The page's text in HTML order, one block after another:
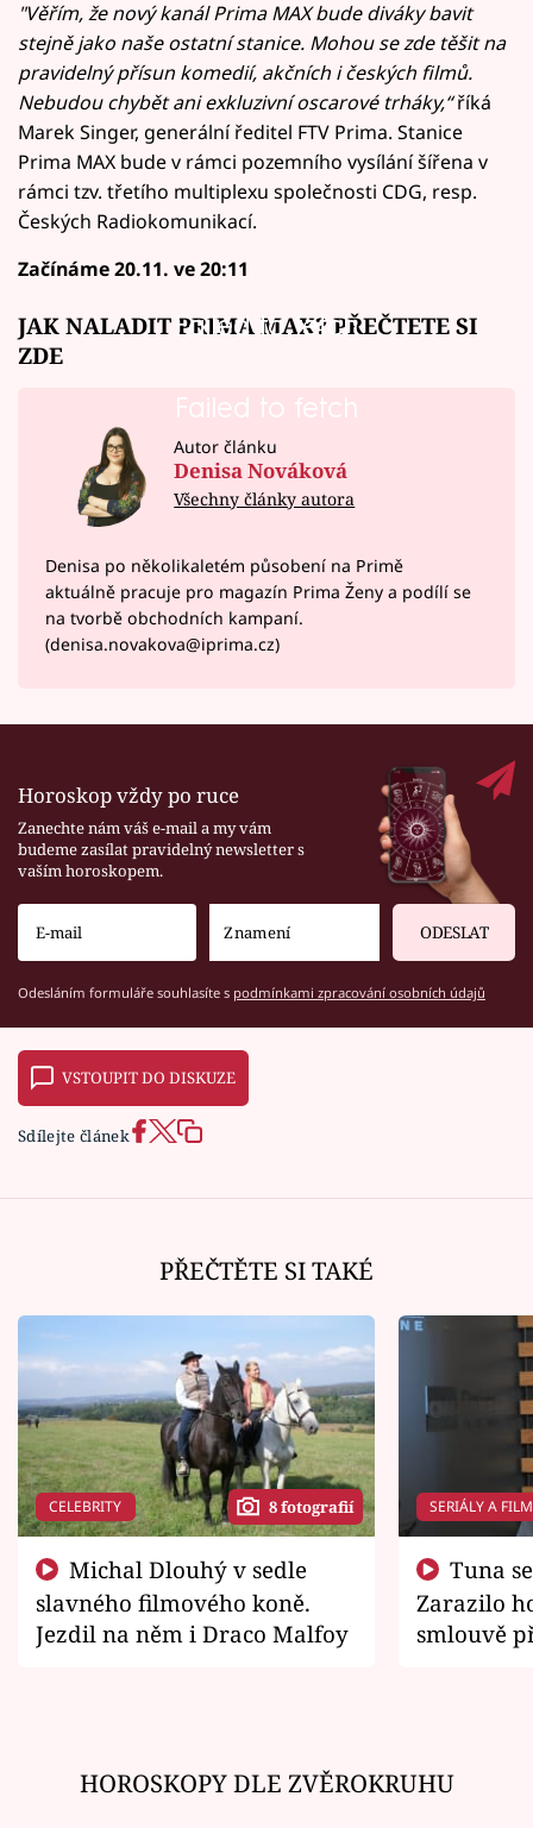
"Věřím, že nový kanál Prima MAX bude diváky bavit
stejně jako naše ostatní stanice. Mohou se zde těšit na
pravidelný přísun komedií, akčních i českých filmů.
Nebudou chybět ani exkluzivní oscarové trháky,“říká
Marek Singer, generální ředitel FTV Prima. Stanice
Prima MAX bude v rámci pozemního vysílání šířena v
rámci tzv. třetího multiplexu společnosti CDG, resp.
Českých Radiokomunikací.
Začínáme 20.11. ve 20:11
Failed to fetch
JAK NALADIT PRIMA MAX? PŘEČTETE SI
ZDE
Failed to fetch
Autor článku
Denisa Nováková
Všechny články autora
Denisa po několikaletém působení na Primě
aktuálně pracuje pro magazín Prima Ženy a podílí se
na tvorbě obchodních kampaní.
(denisa.novakova@iprima.cz)
Horoskop vždy po ruce
Zanechte nám váš e-mail a my vám
budeme zasílat pravidelný newsletter s
vaším horoskopem.
ODESLAT
Odesláním formuláře souhlasíte s podmínkami zpracování osobních údajů
VSTOUPIT DO DISKUZE
Sdílejte článek
PŘEČTĚTE SI TAKÉ
CELEBRITY 8 fotografií
slavného filmového koně.
Jezdil na něm i Draco Malfoy
SERIÁLY A
Zarazilo
smlouvě
HOROSKOPY DLE ZVĚROKRUHU